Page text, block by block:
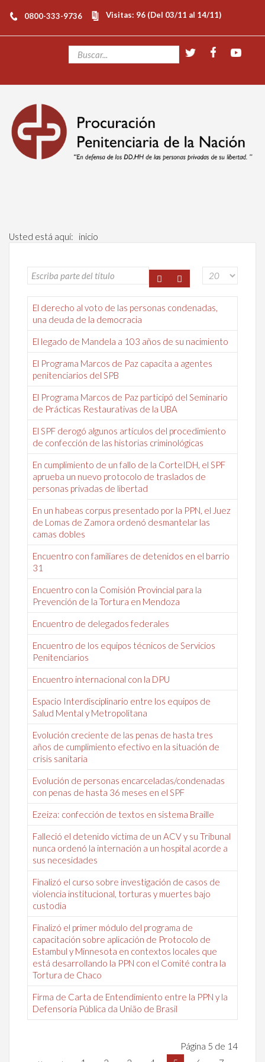
0800-333-9736 Visitas: 96 (Del 03/11 al 14/11)
Usted está aquí: inicio
El derecho al voto de las personas condenadas,
una deuda de la democracia
El legado de Mandela a 103 años de su nacimiento
El Programa Marcos de Paz capacita a agentes
penitenciarios del SPB
El Programa Marcos de Paz participó del Seminario
de Prácticas Restaurativas de la UBA
El SPF derogó algunos artículos del procedimiento
de confección de las historias criminológicas
En cumplimiento de un fallo de la CorteIDH, el SPF
aprueba un nuevo protocolo de traslados de
personas privadas de libertad
En un habeas corpus presentado por la PPN, el Juez
de Lomas de Zamora ordenó desmantelar las
camas dobles
Encuentro con familiares de detenidos en el barrio
31
Encuentro con la Comisión Provincial para la
Prevención de la Tortura en Mendoza
Encuentro de delegados federales
Encuentro de los equipos técnicos de Servicios
Penitenciarios
Encuentro internacional con la DPU
Espacio Interdisciplinario entre los equipos de
Salud Mental y Metropolitana
Evolución creciente de las penas de hasta tres
años de cumplimiento efectivo en la situación de
crisis sanitaria
Evolución de personas encarceladas/condenadas
con penas de hasta 36 meses en el SPF
Ezeiza: confección de textos en sistema Braille
Falleció el detenido víctima de un ACV y su Tribunal
nunca ordenó la internación a un hospital acorde a
sus necesidades
Finalizó el curso sobre investigación de casos de
violencia institucional, torturas y muertes bajo
custodia
Finalizó el primer módulo del programa de
capacitación sobre aplicación de Protocolo de
Estambul y Minnesota en contextos locales que
está desarrollando la PPN con el Comité contra la
Tortura de Chaco
Firma de Carta de Entendimiento entre la PPN y la
Defensoría Pública da União de Brasil
Página 5 de 14